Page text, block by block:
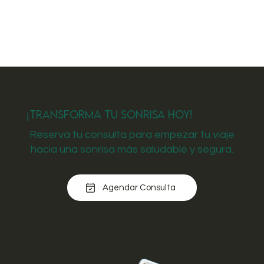
¡Transforma tu Sonrisa Hoy!
Reserva tu consulta para empezar tu viaje
hacia una sonrisa más saludable y segura.
Agendar Consulta